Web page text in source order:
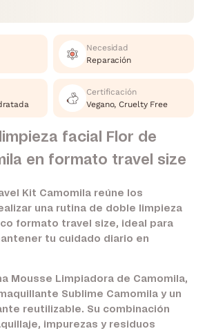
Necesidad
Reparación
Certificación
Vegano, Cruelty Free
facial Flor de
en formato travel size
Kit Camomila reúne los
una rutina de doble limpieza
formato travel size, ideal para
tu cuidado diario en
Mousse Limpiadora de Camomila,
Sublime Camomila y un
reutilizable. Su combinación
impurezas y residuos